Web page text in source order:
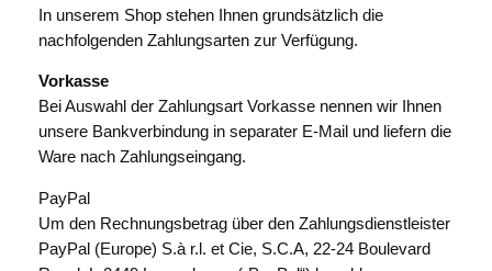
In unserem Shop stehen Ihnen grundsätzlich die
nachfolgenden Zahlungsarten zur Verfügung.
Vorkasse
Bei Auswahl der Zahlungsart Vorkasse nennen wir Ihnen
unsere Bankverbindung in separater E-Mail und liefern die
Ware nach Zahlungseingang.
PayPal
Um den Rechnungsbetrag über den Zahlungsdienstleister
PayPal (Europe) S.à r.l. et Cie, S.C.A, 22-24 Boulevard